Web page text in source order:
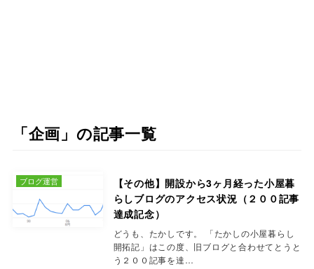
「企画」の記事一覧
【その他】開設から3ヶ月経った小屋暮
らしブログのアクセス状況（２００記事
達成記念）
どうも、たかしです。 「たかしの小屋暮らし
開拓記」はこの度、旧ブログと合わせてとうと
う２００記事を達…
ブログ運営